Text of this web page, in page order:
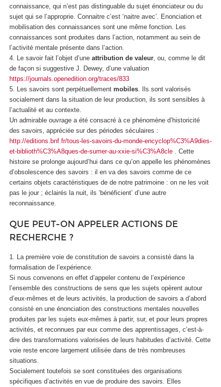
connaissance, qui n’est pas distinguable du sujet énonciateur ou du
sujet qui se l’approprie. Connaitre c’est ‘naitre avec’. Enonciation et
mobilisation des connaissances sont une même fonction. Les
connaissances sont produites dans l’action, notamment au sein de
l’activité mentale présente dans l’action.
4. Le savoir fait l’objet d’une attribution de valeur , ou, comme le dit
de façon si suggestive J. Dewey, d’une valuation
https://journals.openedition.org/traces/833
5. Les savoirs sont perpétuellement mobiles . Ils sont valorisés
socialement dans la situation de leur production, ils sont sensibles à
l’actualité et au contexte.
Un admirable ouvrage a été consacré à ce phénomène d’historicité
des savoirs, appréciée sur des périodes séculaires :
http://editions.bnf.fr/tous-les-savoirs-du-monde-encyclop%C3%A9dies-
et-biblioth%C3%A8ques-de-sumer-au-xxie-si%C3%A8cle . Cette
histoire se prolonge aujourd’hui dans ce qu’on appelle les phénomènes
d’obsolescence des savoirs : il en va des savoirs comme de ce
certains objets caractéristiques de de notre patrimoine : on ne les voit
pas le jour ; éclairés la nuit, ils ‘bénéficient’ d’une autre
reconnaissance.
QUE PEUT-ON APPELER ACTIONS DE
RECHERCHE ?
1. La première voie de constitution de savoirs a consisté dans la
formalisation de l’expérience.
Si nous convenons en effet d’appeler contenu de l’expérience
l’ensemble des constructions de sens que les sujets opèrent autour
d’eux-mêmes et de leurs activités, la production de savoirs a d’abord
consisté en une énonciation des constructions mentales nouvelles
produites par les sujets eux-mêmes à partir, sur, et pour leurs propres
activités, et reconnues par eux comme des apprentissages, c’est-à-
dire des transformations valorisées de leurs habitudes d’activité. Cette
voie reste encore largement utilisée dans de très nombreuses
situations.
Socialement toutefois se sont constituées des organisations
spécifiques d’activités en vue de produire des savoirs. Elles